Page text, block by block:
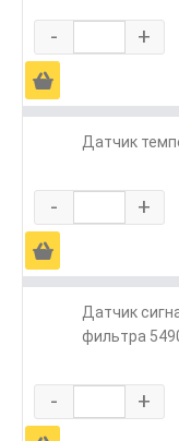
- +
Ä
Датчик
- +
Ä
Датчик
фильтра
- +